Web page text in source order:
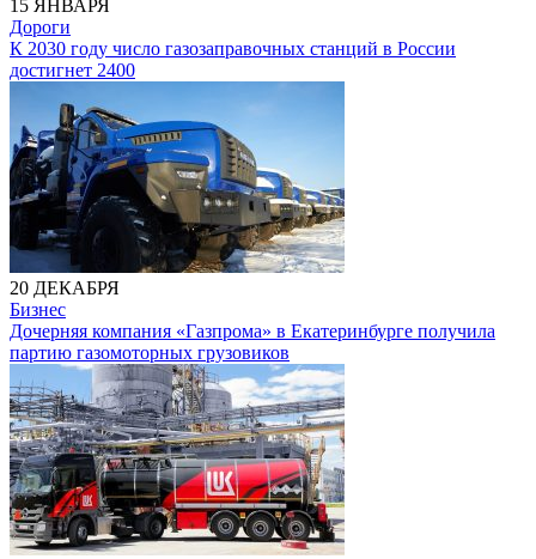
15 ЯНВАРЯ
Дороги
К 2030 году число газозаправочных станций в России
достигнет 2400
20 ДЕКАБРЯ
Бизнес
Дочерняя компания «Газпрома» в Екатеринбурге получила
партию газомоторных грузовиков